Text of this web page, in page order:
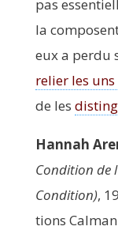
pas
la
eux a per­du
relier les
de les
Han­nah
Condi­tion de
Condi­tion),
tions